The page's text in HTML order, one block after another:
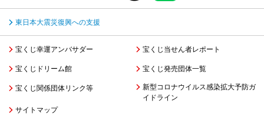
東日本大震災復興への支援
宝くじ幸運アンバサダー 宝くじ当せん者レポート
宝くじドリーム館 宝くじ発売団体一覧
宝くじ関係団体リンク等
新型コロナウイルス感染拡大予防ガ
イドライン
サイトマップ